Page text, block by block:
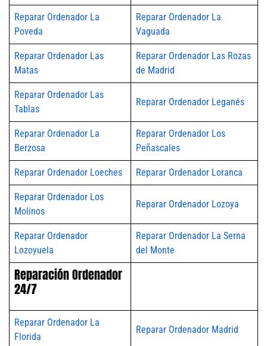
Reparar Ordenador La
Poveda
Reparar Ordenador La
Vaguada
Reparar Ordenador Las
Matas
Reparar Ordenador Las Rozas
de Madrid
Reparar Ordenador Las
Tablas
Reparar Ordenador Leganés
Reparar Ordenador La
Berzosa
Reparar Ordenador Los
Peñascales
Reparar Ordenador Loeches Reparar Ordenador Loranca
Reparar Ordenador Los
Molinos
Reparar Ordenador Lozoya
Reparar Ordenador
Lozoyuela
Reparar Ordenador La Serna
del Monte
Reparación Ordenador
24/7
Reparar Ordenador La
Florida
Reparar Ordenador Madrid